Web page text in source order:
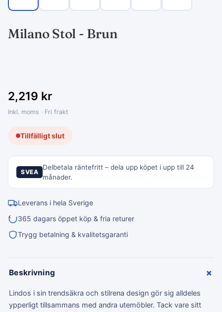
Milano Stol - Brun
2,219 kr
Inkl. moms · Fri frakt
Tillfälligt slut
SVEA
Delbetala räntefritt – dela upp köpet i upp till 24
månader.
Leverans i hela Sverige
365 dagars öppet köp & fria returer
Trygg betalning & kvalitetsgaranti
Beskrivning +
Lindos i sin trendsäkra och stilrena design gör sig alldeles
ypperligt tillsammans med andra utemöbler. Tack vare sitt